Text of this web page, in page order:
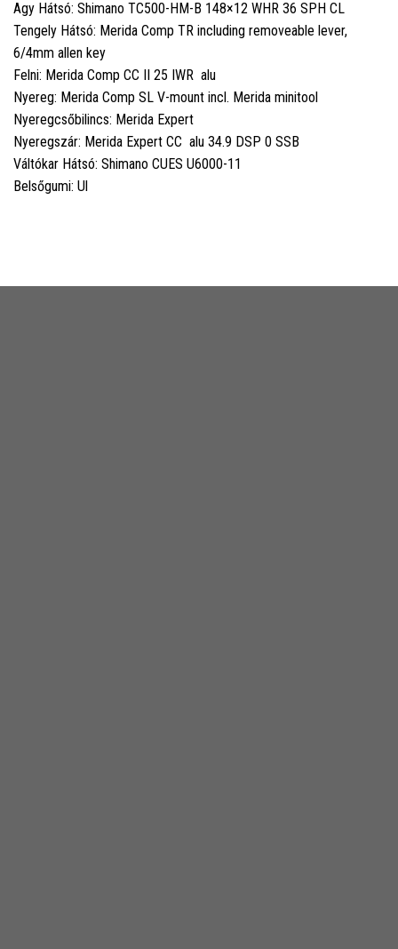
Agy Hátsó: Shimano TC500-HM-B 148×12 WHR 36 SPH CL
Tengely Hátsó: Merida Comp TR including removeable lever,
6/4mm allen key
Felni: Merida Comp CC II 25 IWR alu
Nyereg: Merida Comp SL V-mount incl. Merida minitool
Nyeregcsőbilincs: Merida Expert
Nyeregszár: Merida Expert CC alu 34.9 DSP 0 SSB
Váltókar Hátsó: Shimano CUES U6000-11
Belsőgumi: Ul